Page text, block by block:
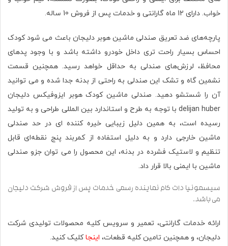
خواب. دارای 12 ماه گارانتی و خدمات پس از فروش 10 ساله.
پارچه‌های ضد تعریق صندلی ماشین هوبر دلیجان باعث می شود کودک
احساس بسیار راحت تری داخل خودرو داشته باشد و با وجود پدهای
محافظ، لرزش‌های صندلی به حداقل خواهد رسید. همچنین قسمت
نشمین گاه و تشک این صندلی به راحتی از بدنه جدا شده و می توانید
آن را شستشو دهید. صندلی ماشین کودک هوبر ایزوفیکس دلیجان
delijan huber با توجه به طرح و استاندارد بین المللی طراحی و به تولید
رسیده است، به همین دلیل زیبایی خیره کننده ای در حد صندلی
ماشین خارجی دارد و به دلیل استفاده از کمربند پنج نقطه‌ای قابل
تنظیم و لاستیک فشرده در بدنه، این محصول را می توان جزو صندلی
ماشین‌ با ایمنی بالا قرار داد.
سیسمونیا دات کام نماینده رسمی خدمات پس از فروش شرکت دلیجان
می باشد.
ارائه خدمات گارانتی، تعمیر و سرویس کلیه محصولات تولیدی شرکت
دلیجان، و همچنین تامین کلیه قطعات، اینجاکلیک کنید.